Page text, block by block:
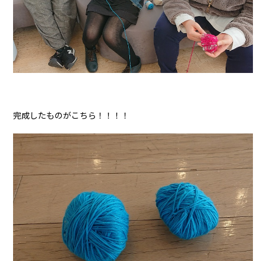
完成したものがこちら！！！！